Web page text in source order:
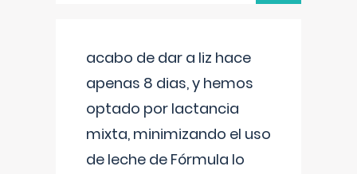
acabo de dar a liz hace
apenas 8 dias, y hemos
optado por lactancia
mixta, minimizando el uso
de leche de Fórmula lo